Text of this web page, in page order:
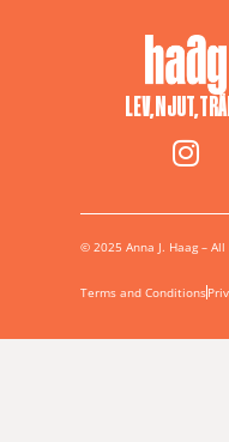
LEV, NJUT,
© 2025 Anna J. Haag –
Terms and Conditions